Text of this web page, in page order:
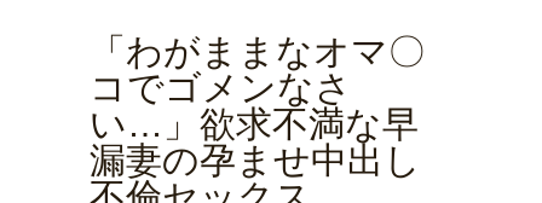
「わがままなオマ〇
コでゴメンなさ
い…」欲求不満な早
漏妻の孕ませ中出し